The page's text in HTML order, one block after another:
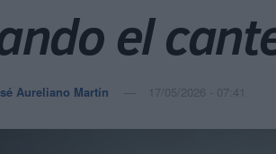
el
Aureliano Martín 17/05/2026 - 07:41